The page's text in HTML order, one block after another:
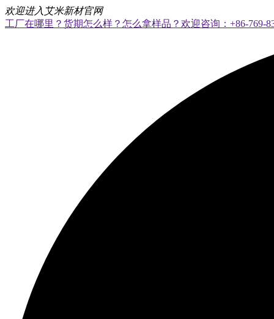
欢迎进入艾米新材官网
工厂在哪里？货期怎么样？怎么拿样品？欢迎咨询：+86-769-